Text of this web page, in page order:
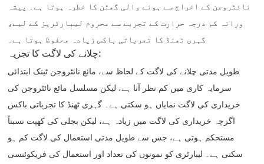
نائٹروجن کے اخراج سے ہونے والی گھٹن کا خطرہ ہوتا ہے۔ پیشہ
ورانہ کم درجہ حرارت کے تجربے سے محروم لیبارٹریز کے لیے،
گہری ٹھنڈ کا تجرباتی باکس زیادہ محفوظ ہوتا ہے۔
چلانے کی لاگت کا تجزیہ:
طویل مدتی چلانے کی لاگت کے لحاظ سے، مائع نائٹروجن ٹینک ابتدائی
سرمایہ کاری میں کم نظر آتا ہے، لیکن مسلسل مائع نائٹروجن کی
خریداری کی لاگت نمایاں ہو سکتی ہے۔ گہری ٹھنڈ کا تجرباتی باکس
اگرچہ خریداری کی لاگت میں زیادہ ہے، لیکن بجلی کی کھپت نسبتاً
مستحکم ہوتی ہے، جس سے طویل مدتی استعمال کی لاگت کم ہو
سکتی ہے۔ لیبارٹری کو نمونوں کی تعداد اور استعمال کی فریکوئنسی